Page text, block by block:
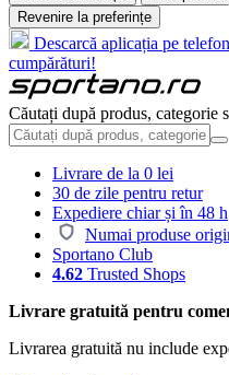
Revenire la preferințe
Descarcă aplicația pe
cumpărături!
Căutați după produs, categorie
Livrare de la 0 lei
30 de zile pentru retur
Expediere chiar și în 48 h
Numai produse
Sportano Club
4.62 Trusted Shops
Livrare gratuită pentru
Livrarea gratuită nu include